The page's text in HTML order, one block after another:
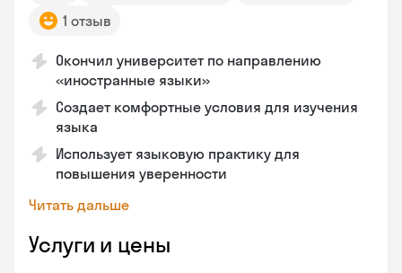
1 отзыв
Окончил университет по направлению
«иностранные языки»
Создает комфортные условия для изучения
языка
Использует языковую практику для
повышения уверенности
Читать дальше
Услуги и цены